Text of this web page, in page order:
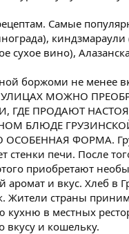
Самые
киндзмараули
сухое вино),
боржоми не менее
УЛИЦАХ МОЖНО
ГДЕ ПРОДАЮТ
БЛЮДЕ
ФОРМА.
печи. После
приобретают
и вкус. Хлеб в
Жители страны
в местных
вкусу и кошельку.